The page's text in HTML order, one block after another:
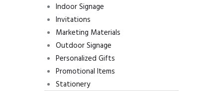
Indoor Signage
Invitations
Marketing Materials
Outdoor Signage
Personalized Gifts
Promotional Items
Stationery